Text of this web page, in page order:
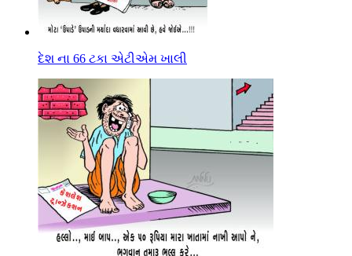
દેશ ના 66 ટકા એટીએમ ખાલી